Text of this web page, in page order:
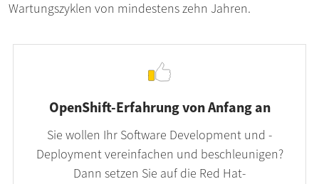
Wartungszyklen von mindestens zehn Jahren.
OpenShift-Erfahrung von Anfang an
Sie wollen Ihr Software Development und -
Deployment vereinfachen und beschleunigen?
Dann setzen Sie auf die Red Hat-